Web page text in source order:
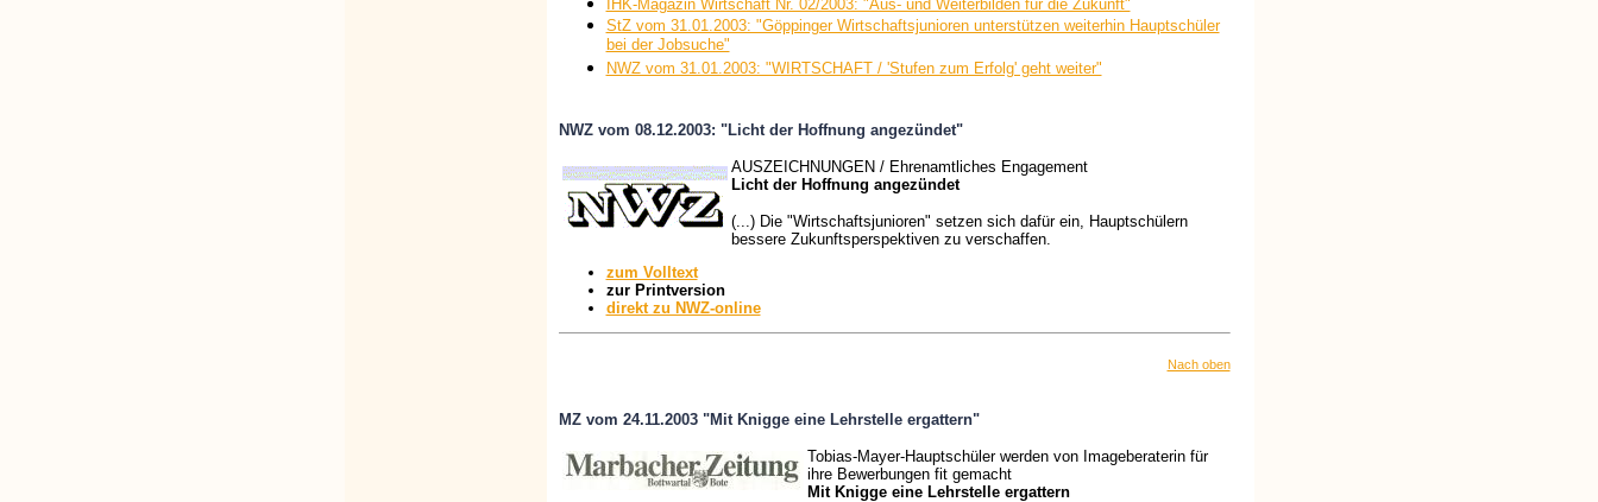
IHK-Magazin Wirtschaft Nr. 02/2003: "Aus- und Weiterbilden für die Zukunft"
StZ vom 31.01.2003: "Göppinger Wirtschaftsjunioren unterstützen weiterhin Hauptschüler
bei der Jobsuche"
NWZ vom 31.01.2003: "WIRTSCHAFT / 'Stufen zum Erfolg' geht weiter"
NWZ vom 08.12.2003: "Licht der Hoffnung angezündet"
AUSZEICHNUNGEN / Ehrenamtliches Engagement
Licht der Hoffnung angezündet
(...) Die "Wirtschaftsjunioren" setzen sich dafür ein, Hauptschülern
bessere Zukunftsperspektiven zu verschaffen.
zum Volltext
zur Printversion
direkt zu NWZ-online
Nach oben
MZ vom 24.11.2003 "Mit Knigge eine Lehrstelle ergattern"
Tobias-Mayer-Hauptschüler werden von Imageberaterin für
ihre Bewerbungen fit gemacht
Mit Knigge eine Lehrstelle ergattern